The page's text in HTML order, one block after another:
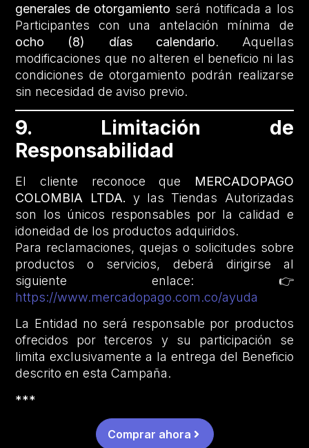
generales de otorgamiento será notificada a los
Participantes con una antelación mínima de
ocho (8) días calendario. Aquellas
modificaciones que no alteren el beneficio ni las
condiciones de otorgamiento podrán realizarse
sin necesidad de aviso previo.
9. Limitación de
Responsabilidad
El cliente reconoce que
MERCADOPAGO
COLOMBIA LTDA. y las Tiendas Autorizadas
son los únicos responsables por la calidad e
idoneidad de los productos adquiridos.
Para reclamaciones, quejas o solicitudes sobre
productos o servicios, deberá dirigirse al
siguiente enlace: 👉
https://www.mercadopago.com.co/ayuda
La Entidad no será responsable por productos
ofrecidos por terceros y su participación se
limita exclusivamente a la entrega del Beneficio
descrito en esta Campaña.
***
Comprar ahora